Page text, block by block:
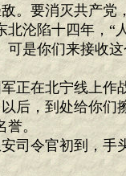
。要消灭共产党
北沦陷十四年，“
可是你们来接收
正在北宁线上作
后，到处给你们
誉。
司令官初到，手